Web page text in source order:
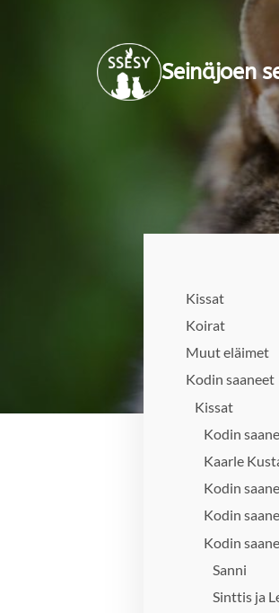
Seinäjoen
Kissat
Koirat
Muut eläimet
Kodin saaneet
Kissat
Kodin
Kaarle
Kodin
Kodin
Kodin
Sanni
Sinttis ja